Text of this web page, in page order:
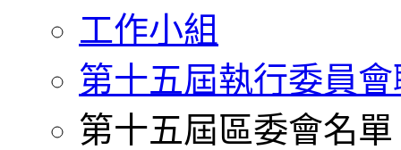
工作小組
第十五屆執行委員
第十五屆區委會名單